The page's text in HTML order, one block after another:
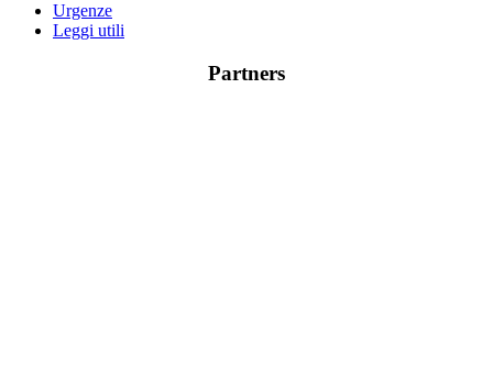
Urgenze
Leggi utili
Partners